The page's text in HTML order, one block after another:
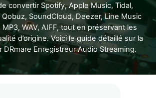
convertir Spotify, Apple Music, Tidal,
SoundCloud, Deezer, Line Music
WAV, AIFF, tout en préservant les
d’origine. Voici le guide détaillé sur la
DRmare Enregistreur Audio Streaming.